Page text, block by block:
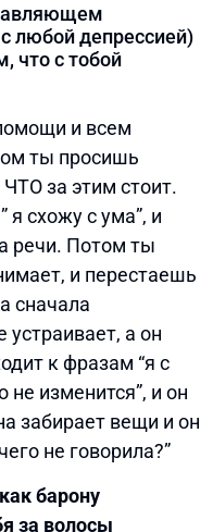
любой депрессией)
что с тобой
и всем
ты просишь
за этим стоит.
схожу с ума”, и
речи. Потом ты
и перестаешь
сначала
а он
к фразам “я с
не изменится”, и он
забирает вещи и он
не говорила?”
барону
за волосы